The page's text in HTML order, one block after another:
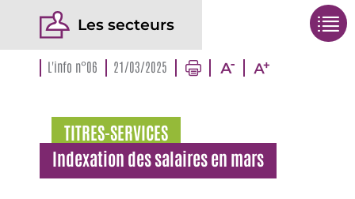
Les secteurs
L'info n°06 21/03/2025
TITRES-SERVICES
Indexation des salaires en mars